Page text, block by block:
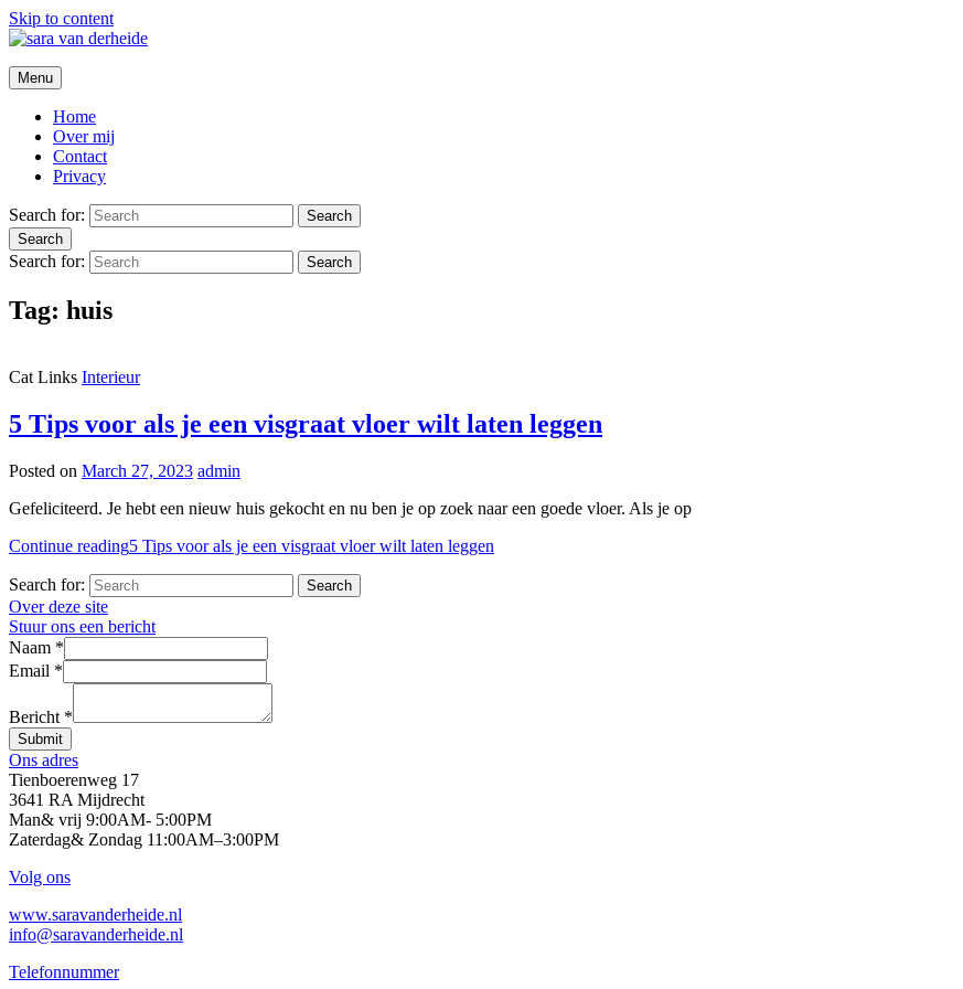
Skip to content
sara van derheide
Menu
Home
Over mij
Contact
Privacy
Search for:
Search
Search
Search for: Search
Tag: huis
Cat Links Interieur
5 Tips voor als je een visgraat vloer wilt laten leggen
Posted on March 27, 2023 admin
Gefeliciteerd. Je hebt een nieuw huis gekocht en nu ben je op zoek naar een goede vloer. Als je op
Continue reading5 Tips voor als je een visgraat vloer wilt laten leggen
Search for: Search
Over deze site
Stuur ons een bericht
Naam *
Email *
Bericht *
Submit
Ons adres
Tienboerenweg 17
3641 RA Mijdrecht
Man& vrij 9:00AM- 5:00PM
Zaterdag& Zondag 11:00AM–3:00PM
Volg ons
www.saravanderheide.nl
info@saravanderheide.nl
Telefonnummer